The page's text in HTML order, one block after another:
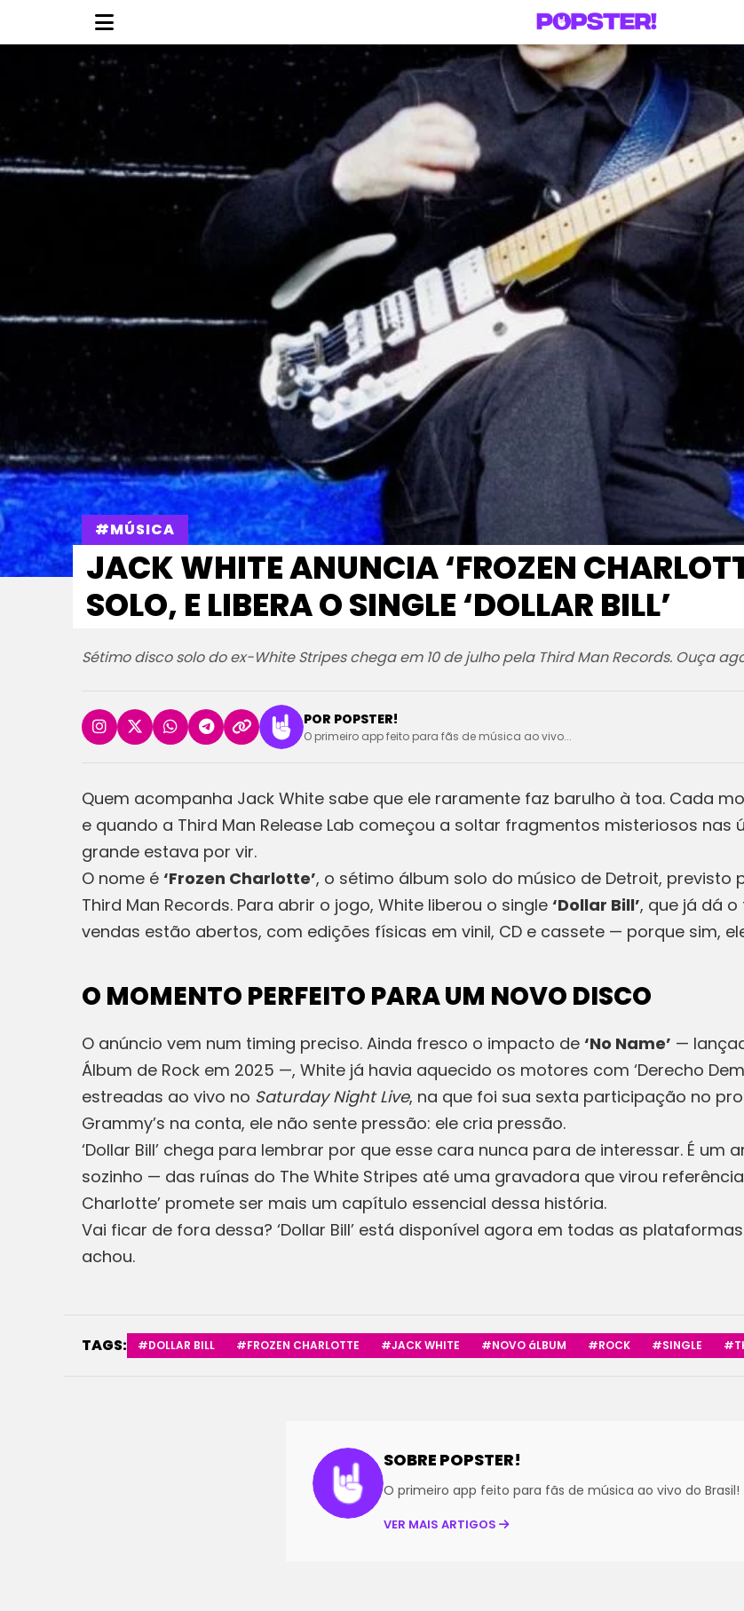
#MÚSICA
JACK WHITE ANUNCIA ‘FROZEN
SOLO, E LIBERA O SINGLE ‘DOLLAR BILL’
Sétimo disco solo do ex-White Stripes chega em 10 de julho pela Third Man Records. Ouça
POR POPSTER!
O primeiro app feito para fãs de música ao vivo...
Quem acompanha Jack White sabe que ele raramente faz barulho à toa. Cada
e quando a Third Man Release Lab começou a soltar fragmentos misteriosos
grande estava por vir.
O nome é ‘Frozen Charlotte’, o sétimo álbum solo do músico de Detroit, previsto
Third Man Records. Para abrir o jogo, White liberou o single ‘Dollar Bill’, que já dá
vendas estão abertos, com edições físicas em vinil, CD e cassete — porque sim,
O MOMENTO PERFEITO PARA UM NOVO DISCO
O anúncio vem num timing preciso. Ainda fresco o impacto de ‘No Name’ —
Álbum de Rock em 2025 —, White já havia aquecido os motores com ‘Derecho
estreadas ao vivo no Saturday Night Live, na que foi sua sexta participação no
Grammy’s na conta, ele não sente pressão: ele cria pressão.
‘Dollar Bill’ chega para lembrar por que esse cara nunca para de interessar. É
sozinho — das ruínas do The White Stripes até uma gravadora que virou
Charlotte’ promete ser mais um capítulo essencial dessa história.
Vai ficar de fora dessa? ‘Dollar Bill’ está disponível agora em todas as
achou.
TAGS: #DOLLAR BILL #FROZEN CHARLOTTE #JACK WHITE #NOVO áLBUM #ROCK #SINGLE
SOBRE POPSTER!
O primeiro app feito para fãs de música ao vivo do Brasil!
VER MAIS ARTIGOS